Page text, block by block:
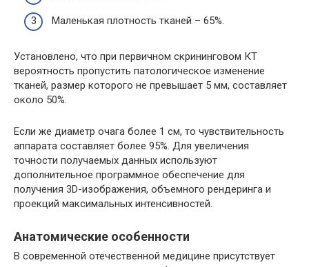
Маленькая плотность тканей – 65%.
Установлено, что при первичном скрининговом КТ
вероятность пропустить патологическое изменение
тканей, размер которого не превышает 5 мм, составляет
около 50%.
Если же диаметр очага более 1 см, то чувствительность
аппарата составляет более 95%. Для увеличения
точности получаемых данных используют
дополнительное программное обеспечение для
получения 3D-изображения, объемного рендеринга и
проекций максимальных интенсивностей.
Анатомические особенности
В современной отечественной медицине присутствует